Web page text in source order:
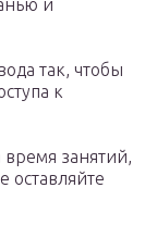
и
так, чтобы
к
занятий,
оставляйте